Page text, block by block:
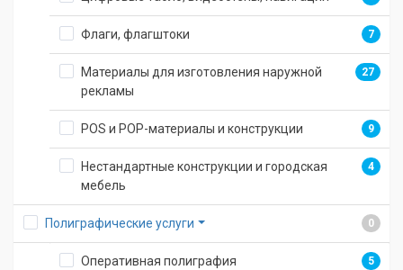
Флаги, флагштоки 7
Материалы для изготовления наружной
рекламы
27
POS и POP-материалы и конструкции 9
Нестандартные конструкции и городская
мебель
4
Полиграфические услуги 0
Оперативная полиграфия 5